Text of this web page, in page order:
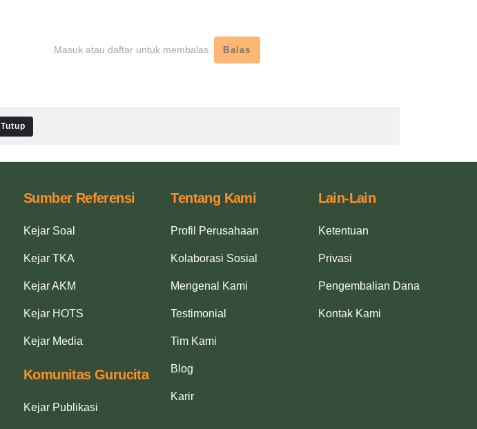
Masuk atau daftar untuk membalas. Balas
Tutup
Sumber Referensi
Kejar Soal
Kejar TKA
Kejar AKM
Kejar HOTS
Kejar Media
Komunitas Gurucita
Kejar Publikasi
Tentang Kami
Profil Perusahaan
Kolaborasi Sosial
Mengenal Kami
Testimonial
Tim Kami
Blog
Karir
Lain-Lain
Ketentuan
Privasi
Pengembalian Dana
Kontak Kami